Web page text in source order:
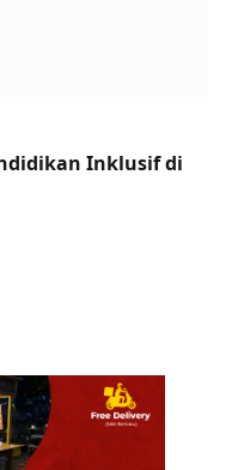
Inklusif di